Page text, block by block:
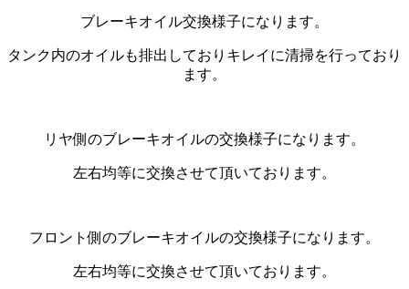
ブレーキオイル交換様子になります。
タンク内のオイルも排出しておりキレイに清掃を行っており
ます。
リヤ側のブレーキオイルの交換様子になります。
左右均等に交換させて頂いております。
フロント側のブレーキオイルの交換様子になります。
左右均等に交換させて頂いております。